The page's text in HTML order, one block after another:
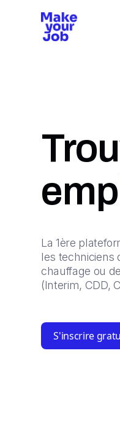
La 1ère
les techniciens
chauffage ou
(Interim, CDD,
S'inscrire